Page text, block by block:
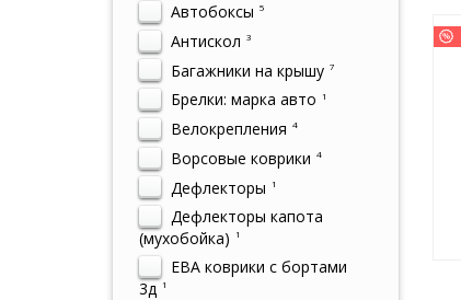
Автобоксы 5
Антискол 3
Багажники на крышу 7
Брелки: марка авто 1
Велокрепления 4
Ворсовые коврики 4
Дефлекторы 1
Дефлекторы капота
(мухобойка)
1
ЕВА коврики с бортами
3д
1